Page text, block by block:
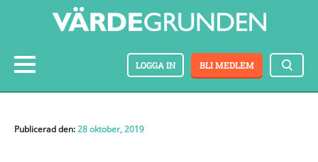
BLI MEDLEM
LOGGA IN
Publicerad den:28 oktober, 2019